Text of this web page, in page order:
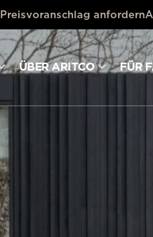
Preisvoranschlag anfordern
ÜBER ARITCO FÜR